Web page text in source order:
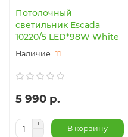
Потолочный
светильник Escada
10220/5 LED*98W White
11
5 990 р.
В корзину